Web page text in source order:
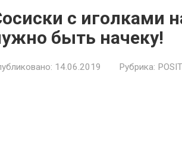
с иголками
быть начеку!
14.06.2019 Рубрика: